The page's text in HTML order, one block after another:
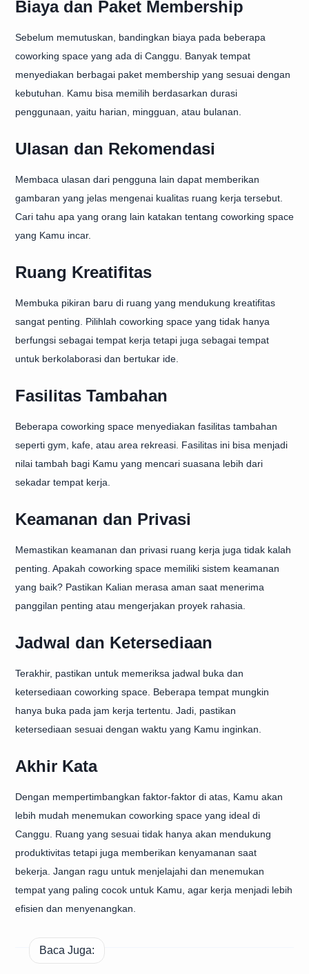
Biaya dan Paket Membership
Sebelum memutuskan, bandingkan biaya pada beberapa
coworking space yang ada di Canggu. Banyak tempat
menyediakan berbagai paket membership yang sesuai dengan
kebutuhan. Kamu bisa memilih berdasarkan durasi
penggunaan, yaitu harian, mingguan, atau bulanan.
Ulasan dan Rekomendasi
Membaca ulasan dari pengguna lain dapat memberikan
gambaran yang jelas mengenai kualitas ruang kerja tersebut.
Cari tahu apa yang orang lain katakan tentang coworking space
yang Kamu incar.
Ruang Kreatifitas
Membuka pikiran baru di ruang yang mendukung kreatifitas
sangat penting. Pilihlah coworking space yang tidak hanya
berfungsi sebagai tempat kerja tetapi juga sebagai tempat
untuk berkolaborasi dan bertukar ide.
Fasilitas Tambahan
Beberapa coworking space menyediakan fasilitas tambahan
seperti gym, kafe, atau area rekreasi. Fasilitas ini bisa menjadi
nilai tambah bagi Kamu yang mencari suasana lebih dari
sekadar tempat kerja.
Keamanan dan Privasi
Memastikan keamanan dan privasi ruang kerja juga tidak kalah
penting. Apakah coworking space memiliki sistem keamanan
yang baik? Pastikan Kalian merasa aman saat menerima
panggilan penting atau mengerjakan proyek rahasia.
Jadwal dan Ketersediaan
Terakhir, pastikan untuk memeriksa jadwal buka dan
ketersediaan coworking space. Beberapa tempat mungkin
hanya buka pada jam kerja tertentu. Jadi, pastikan
ketersediaan sesuai dengan waktu yang Kamu inginkan.
Akhir Kata
Dengan mempertimbangkan faktor-faktor di atas, Kamu akan
lebih mudah menemukan coworking space yang ideal di
Canggu. Ruang yang sesuai tidak hanya akan mendukung
produktivitas tetapi juga memberikan kenyamanan saat
bekerja. Jangan ragu untuk menjelajahi dan menemukan
tempat yang paling cocok untuk Kamu, agar kerja menjadi lebih
efisien dan menyenangkan.
Baca Juga: